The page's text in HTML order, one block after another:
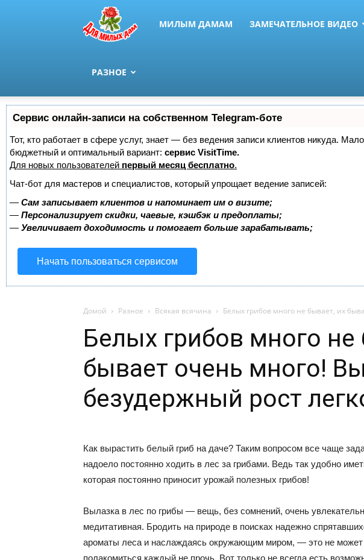
МИЛЫМ ДАМАМ ЗАМЕЧАТЕЛЬНОЕ ВИДЕО
РАЗНОЕ
Сервис онлайн-записи на собственном Telegram-боте
Тот, кто работает в сфере услуг, знает — без ведения записи клиентов никуда.
бюджетный и оптимальный вариант: сервис VisitTime.
Для новых пользователей первый месяц бесплатно.
Чат-бот для мастеров и специалистов, который упрощает ведение записей:
— Сам записывает клиентов и напоминает им о визите;
— Персонализирует скидки, чаевые, кэшбэк и предоплаты;
— Увеличивает доходимость и помогает больше зарабатывать;
Начать пользоваться сервисом
Домой Разное Всякая всячина Белых грибов много не бывает, их
Белых грибов много не
бывает очень много!
безудержный рост
Как вырастить белый гриб на даче? Таким вопросом все чаще
надоело постоянно ходить в лес за грибами. Ведь так удобно
которая постоянно приносит урожай полезных грибов!
Вылазка в лес по грибы — вещь, без сомнений, очень
медитативная. Бродить на природе в поисках надежно
ароматы леса и наслаждаясь окружающим миром, — это не может
полакомиться каждый не прочь. Вот только не всегда есть